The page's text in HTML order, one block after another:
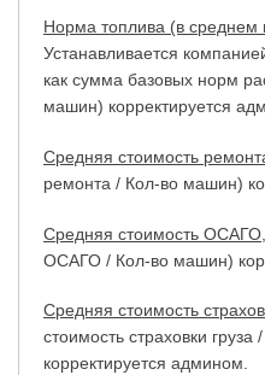
Норма топлива (в среднем
Устанавливается
как сумма базовых норм
машин) корректируется
Средняя стоимость
ремонта / Кол-во машин)
Средняя стоимость ОСАГО,
ОСАГО / Кол-во машин)
Средняя стоимость
стоимость страховки
корректируется админом.